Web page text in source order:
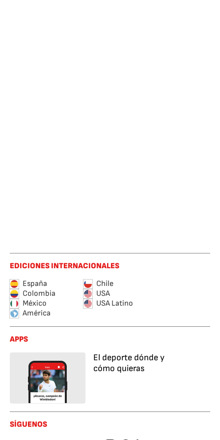
EDICIONES INTERNACIONALES
España
Chile
Colombia
USA
México
USA Latino
América
APPS
El deporte dónde y
cómo quieras
SÍGUENOS